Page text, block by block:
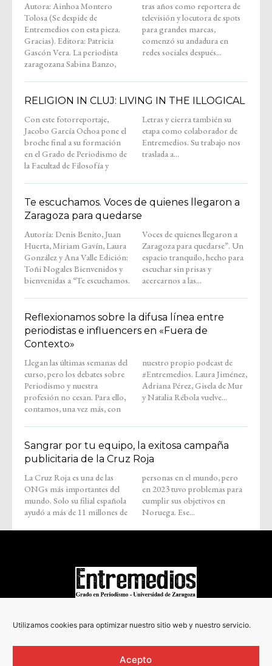
Utilizamos cookies para optimizar nuestro sitio web y nuestro servicio.
Acepto
Autora: Ainhoa Montero
Tolosa (Se despide de
Entremedios con esta pieza.
Gracias). Editora: Patricia
Gascón Vera. La periodista
zaragozana Sabina Banzo,
tras años como reportera de
televisión y locutora de spots
para grandes marcas,
comenzó su andadura en
redes sociales después...
RELIGION IN CLUJ: LIVING IN THE ILLOGICAL
Con este fotorreportaje,
Jacobo García Ochoa pone el
broche final a su formación
en el Grado de Periodismo de
la Facultad de Filosofía y
Letras y cierra también su
etapa como colaborador de
Entremedios. Su trabajo nos
traslada a...
Te escuchamos. Voces de quienes llegaron a
Zaragoza para quedarse
Autoría: Denis Benito, Juan
Huerta, Miriam Gavín, Laura
González y Ana Valle Edición:
Toñi Nogales Bienvenidos y
bienvenidas a “Te escuchamos.
Voces de quienes llegaron a
Zaragoza para quedarse”. Un
espacio tranquilo, hecho para
escuchar sin prisas y
acercarnos a las...
Reflexionamos sobre la difusa línea entre
periodistas e influencers en «Fuera de
Contexto»
Llegan las últimas semanas del
curso, pero los debates sobre
Periodismo y nuestra
profesión no cesan. Para ello,
contamos, una vez más, con
nuestro propio podcast de
#Entremedios. Laura Jiménez,
Adriana Pérez, Gisela de Mur
y Natalia Rébola vuelve...
Sangrar por tu equipo, la exitosa campaña
publicitaria de la Cruz Roja
La Cruz Roja es una de las
ONGs más importantes del
mundo. Solo su filial española
ayudó a más de 11 millones de
personas en el mundo, pero
en 2023 tuvo problemas para
cumplir sus objetivos en
Noruega. Ese...